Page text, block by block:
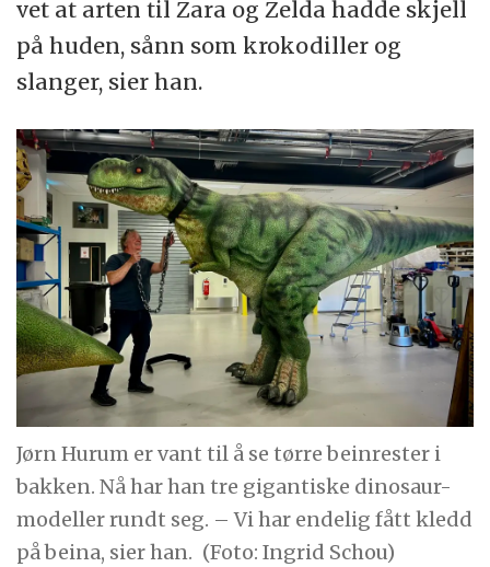
vet at arten til Zara og Zelda hadde skjell
på huden, sånn som krokodiller og
slanger, sier han.
Jørn Hurum er vant til å se tørre beinrester i
bakken. Nå har han tre gigantiske dinosaur-
modeller rundt seg. – Vi har endelig fått kledd
på beina, sier han. (Foto: Ingrid Schou)